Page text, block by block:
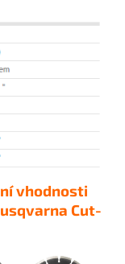
vhodnosti
Cut-